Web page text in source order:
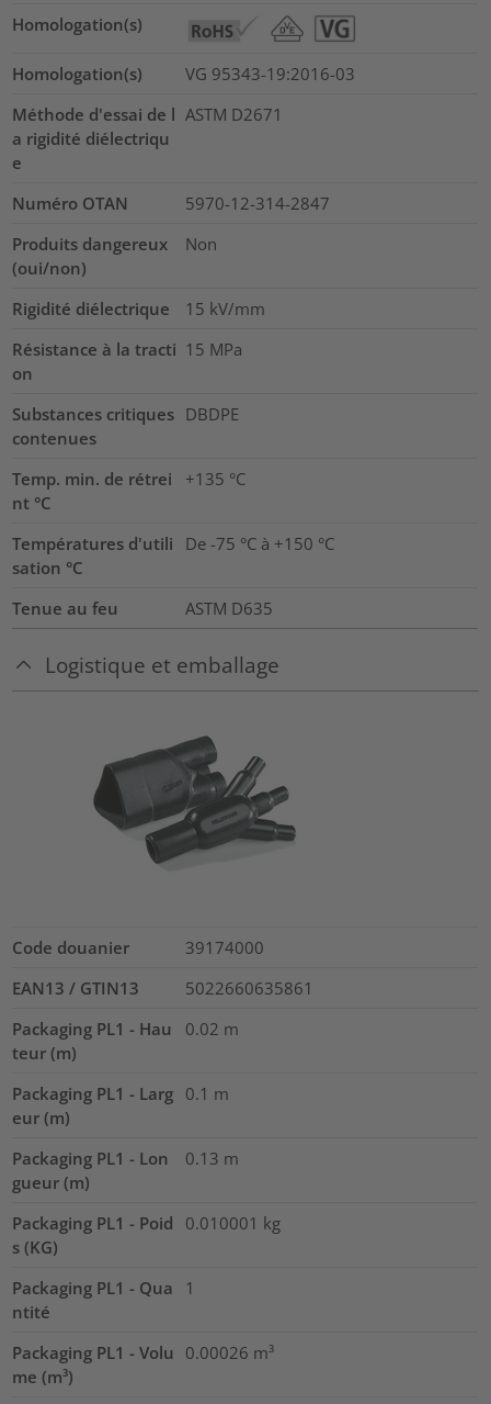
Homologation(s)
Homologation(s)
VG 95343-19:2016-03
Méthode d'essai de l
a rigidité diélectriqu
e
ASTM D2671
Numéro OTAN
5970-12-314-2847
Produits dangereux
(oui/non)
Non
Rigidité diélectrique 15 kV/mm
Résistance à la tracti
on
15 MPa
Substances critiques
contenues
DBDPE
Temp. min. de rétrei
nt °C
+135 °C
Températures d'utili
sation °C
De -75 °C à +150 °C
Tenue au feu ASTM D635
Logistique et emballage
Code douanier
39174000
EAN13 / GTIN13
5022660635861
Packaging PL1 - Hau
teur (m)
0.02 m
Packaging PL1 - Larg
eur (m)
0.1 m
Packaging PL1 - Lon
gueur (m)
0.13 m
Packaging PL1 - Poid
s (KG)
0.010001 kg
Packaging PL1 - Qua
ntité
1
Packaging PL1 - Volu
me (m³)
0.00026 m³